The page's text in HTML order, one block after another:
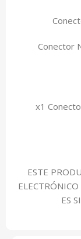
Conector
x1
ESTE
ES